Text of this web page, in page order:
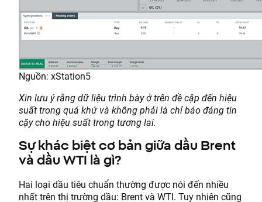
Nguồn: xStation5
Xin lưu ý rằng dữ liệu trình bày ở trên đề cập đến hiệu
suất trong quá khứ và không phải là chỉ báo đáng tin
cậy cho hiệu suất trong tương lai.
Sự khác biệt cơ bản giữa dầu Brent
và dầu WTI là gì?
Hai loại dầu tiêu chuẩn thường được nói đến nhiều
nhất trên thị trường dầu: Brent và WTI. Tuy nhiên cũng